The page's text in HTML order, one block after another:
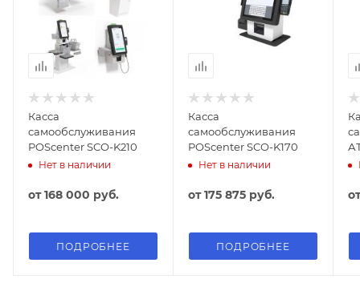
Касса
самообслуживания
POScenter SCO-K210
Нет в наличии
от168 000 руб.
ПОДРОБНЕЕ
Касса
самообслуживания
POScenter SCO-K170
Нет в наличии
от175 875 руб.
ПОДРОБНЕЕ